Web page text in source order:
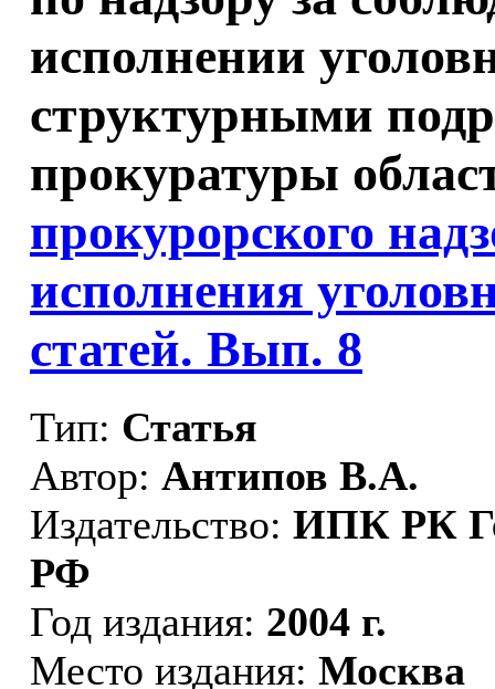
исполнении
структурными
прокуратуры
прокурорского
исполнения
статей. Вып. 8
Тип: Статья
Автор: Антипов В.А.
Издательство: ИПК РК
РФ
Год издания: 2004 г.
Место издания: Москва